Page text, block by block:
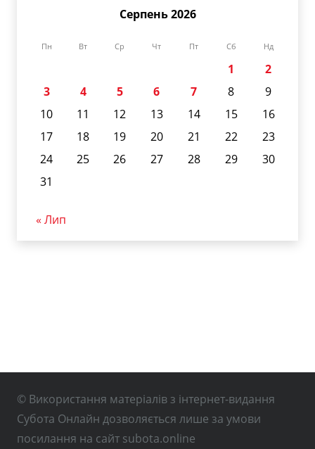
Серпень 2026
Пн Вт Ср Чт Пт Сб Нд
1
2
3
4 5 6 7 8
9
10
11 12 13 14 15
16
17
18 19 20 21 22
23
24
25 26 27 28 29
30
31
« Лип
© Використання матеріалів з інтернет-видання
Субота Онлайн дозволяється лише за умови
посилання на сайт subota.online